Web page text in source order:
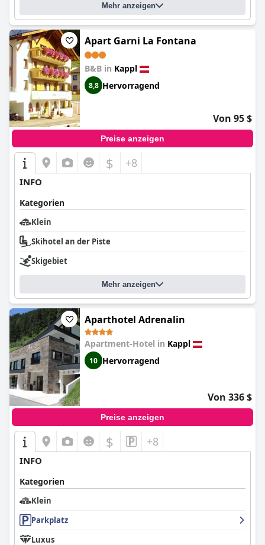
Mehr anzeigen
Apart Garni La Fontana
B&B in Kappl
8,8 Hervorragend
Von 95 $
Preise anzeigen
$ +8
INFO
Kategorien
Klein
Skihotel an der Piste
Skigebiet
Mehr anzeigen
Aparthotel Adrenalin
Apartment-Hotel in Kappl
10 Hervorragend
Von 336 $
Preise anzeigen
$ +8
INFO
Kategorien
Klein
Parkplatz
Luxus